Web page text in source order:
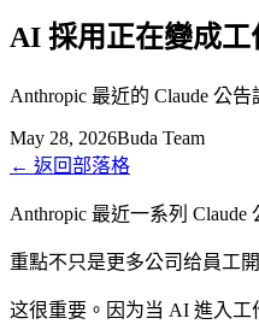
AI 採用正在變成工
Anthropic 最近的 Claude 公
May 28, 2026Buda Team
← 返回部落格
Anthropic 最近一系列
重點不只是更多公司给員工
这很重要。因为当 AI 進入工